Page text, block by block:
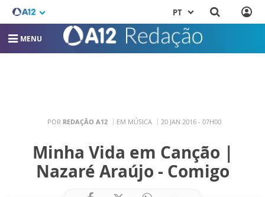
PT
MENU
POR REDAÇÃO A12 EM MÚSICA 20 JAN 2016 - 07H00
Minha Vida em Canção |
Nazaré Araújo - Comigo